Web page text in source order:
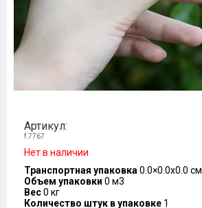
Артикул:
f.7767
Нет в наличии
Транспортная упаковка 0.0×0.0x0.0 см
Объем упаковки 0 м3
Вес0 кг
Количество штук в упаковке 1